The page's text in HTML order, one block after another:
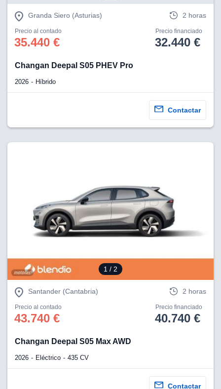
Granda Siero (Asturias) 2 horas
Precio al contado
35.440 €
Precio financiado
32.440 €
Changan Deepal S05 PHEV Pro
2026 Híbrido
Contactar
1 / 2
Santander (Cantabria) 2 horas
Precio al contado
43.740 €
Precio financiado
40.740 €
Changan Deepal S05 Max AWD
2026 Eléctrico 435 CV
Contactar